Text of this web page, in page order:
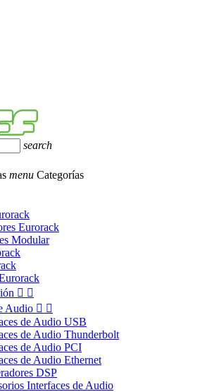
search
menu Categorías
Eurorack
Modular
 
Audio  
de Audio USB
de Audio Thunderbolt
de Audio PCI
de Audio Ethernet
DSP
Interfaces de Audio